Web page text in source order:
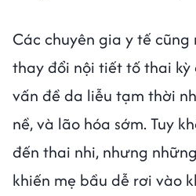
Các chuyên gia y tế
thay đổi nội tiết tố thai kỳ
vấn đề da liễu tạm thời
nề, và lão hóa sớm. Tuy
đến thai nhi, nhưng
khiến mẹ bầu dễ rơi vào